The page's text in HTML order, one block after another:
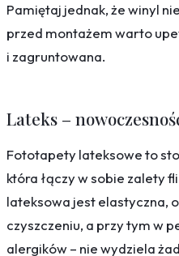
Pamiętaj jednak, że winyl
przed montażem warto
i zagruntowana.
Lateks –
Fototapety lateksowe to
która łączy w sobie zalety
lateksowa jest elastyczna,
czyszczeniu, a przy tym w
alergików – nie wydziela